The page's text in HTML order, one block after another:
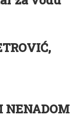
NENADOM